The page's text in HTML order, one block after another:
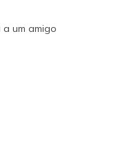
a um amigo